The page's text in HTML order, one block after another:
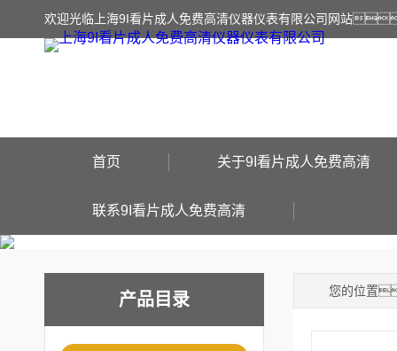
欢迎光临上海9I看片成人免费高清仪器仪表有限公司网站
首页 关于9I看片成人免费高清
联系9I看片成人免费高清
产品目录 您的位置